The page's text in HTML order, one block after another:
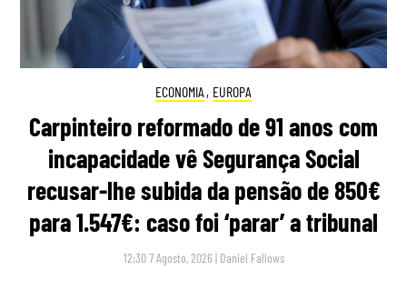
ECONOMIA , EUROPA
Carpinteiro reformado de 91 anos com
incapacidade vê Segurança Social
recusar-lhe subida da pensão de 850€
para 1.547€: caso foi ‘parar’ a tribunal
12:30 7 Agosto, 2026 | Daniel Fallows